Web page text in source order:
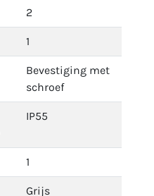
2
1
Bevestiging met
schroef
IP55
1
Grijs